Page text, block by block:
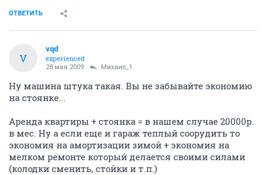
ОТВЕТИТЬ
V
vqd
experienced
28 мая 2009 Михаил_1
Ну машина штука такая. Вы не забывайте экономию
на стоянке...
Аренда квартиры + стоянка = в нашем случае 20000р.
в мес. Ну а если еще и гараж теплый соорудить то
экономия на амортизации зимой + экономия на
мелком ремонте который делается своими силами
(колодки сменить, стойки и т.п.)